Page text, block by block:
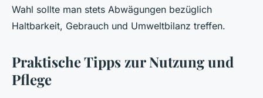
Wahl sollte man stets Abwägungen bezüglich
Haltbarkeit, Gebrauch und Umweltbilanz treffen.
Praktische Tipps zur Nutzung und
Pflege